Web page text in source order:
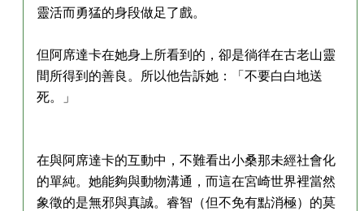
靈活而勇猛的身段做足了戲。
但阿席達卡在她身上所看到的，卻是徜徉在古老山靈
間所得到的善良。所以他告訴她：「不要白白地送
死。」
在與阿席達卡的互動中，不難看出小桑那未經社會化
的單純。她能夠與動物溝通，而這在宮崎世界裡當然
象徵的是無邪與真誠。睿智（但不免有點消極）的莫